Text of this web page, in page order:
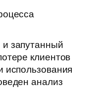
запутанный
клиентов
использования
анализ